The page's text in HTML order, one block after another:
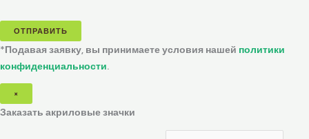
ОТПРАВИТЬ
*Подавая заявку, вы принимаете условия нашей политики
конфиденциальности.
×
Заказать акриловые значки